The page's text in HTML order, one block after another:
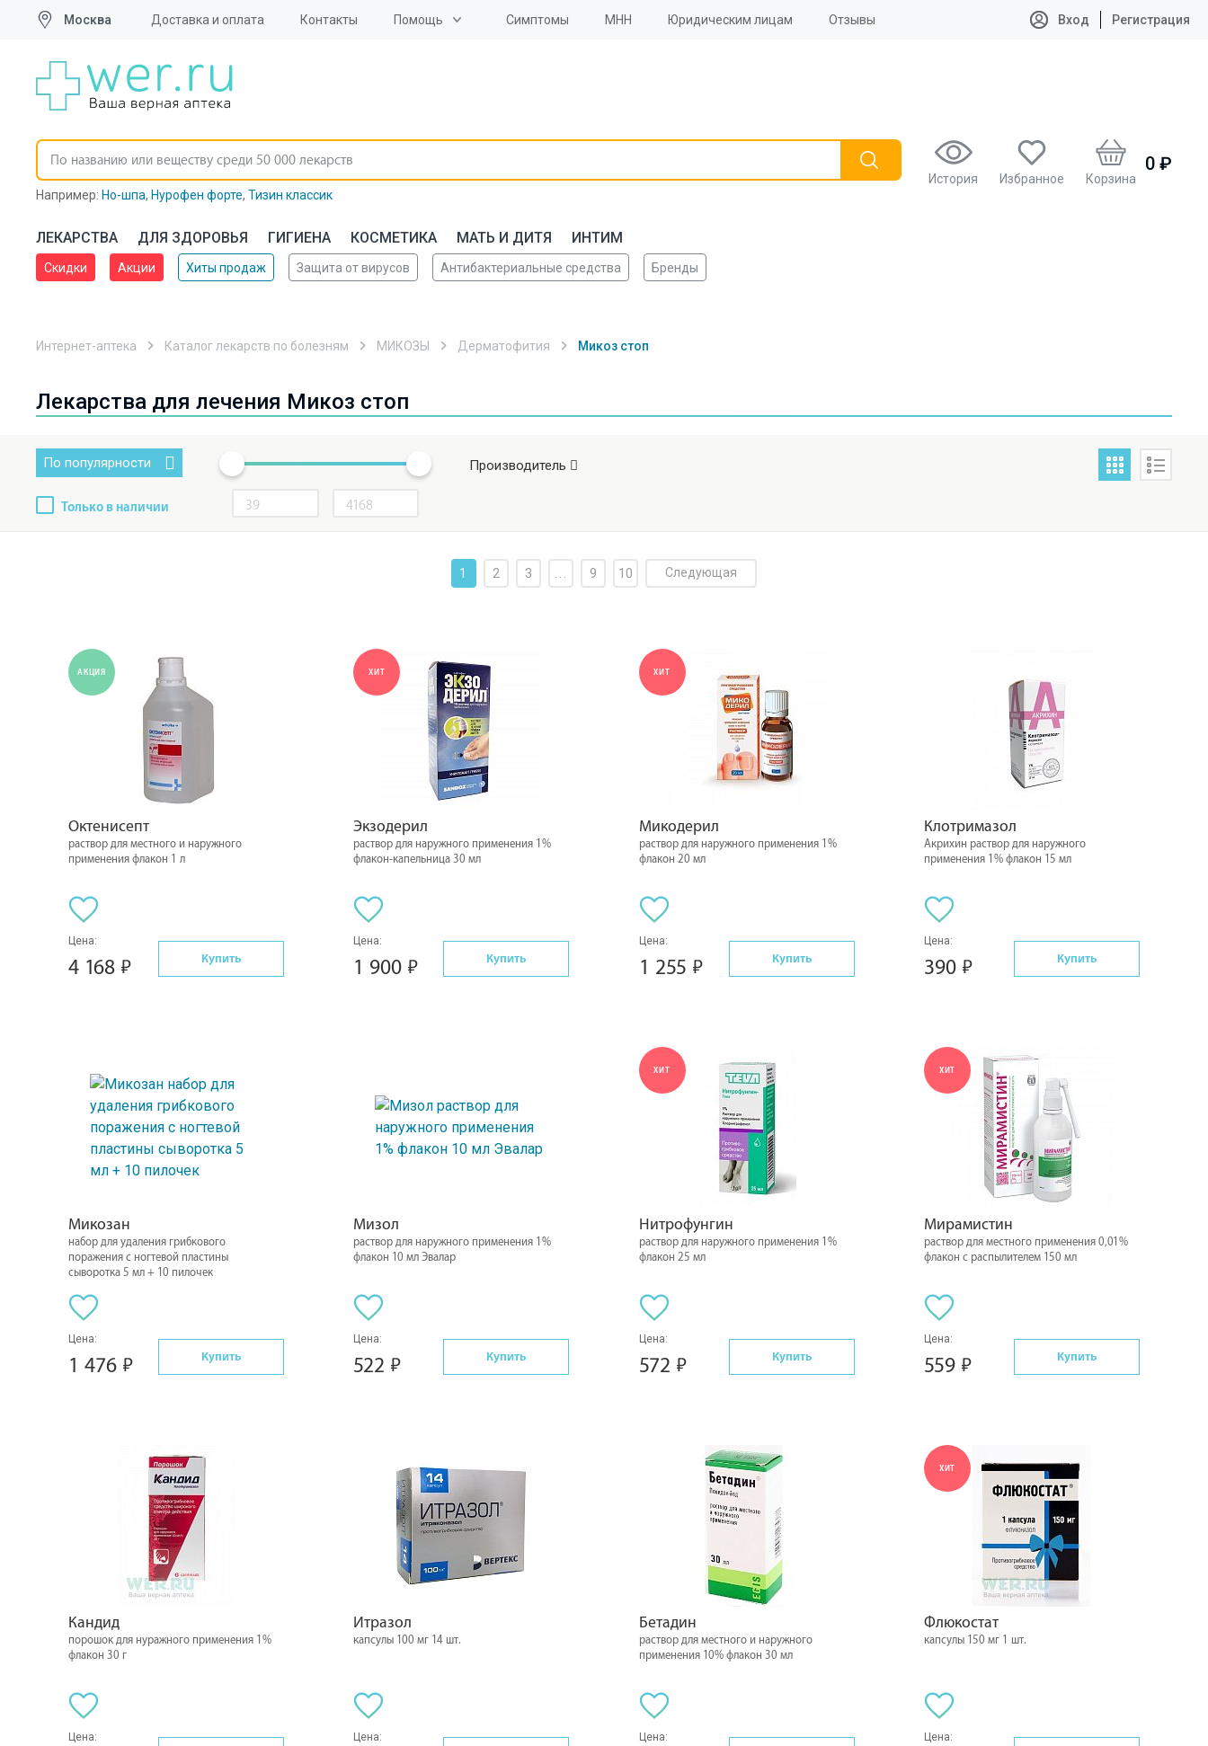
Москва Доставка и оплата Контакты Помощь Симптомы МНН Юридическим лицам Отзывы Вход Регистрация
История Избранное Корзина
0 ₽
Например: Но-шпа, Нурофен форте, Тизин классик
ЛЕКАРСТВА ДЛЯ ЗДОРОВЬЯ ГИГИЕНА КОСМЕТИКА МАТЬ И ДИТЯ ИНТИМ
Скидки Акции Хиты продаж Защита от вирусов Антибактериальные средства Бренды
Интернет-аптека Каталог лекарств по болезням МИКОЗЫ Дерматофития Микоз стоп
Лекарства для лечения Микоз стоп
По популярности
Только в наличии
Производитель
1 2 3 9 10 Следующая
АКЦИЯ
Октенисепт
раствор для местного и наружного
применения флакон 1 л
Цена:
4 168 Купить
ХИТ
Экзодерил
раствор для наружного применения 1%
флакон-капельница 30 мл
Цена:
1 900 Купить
ХИТ
Микодерил
раствор для наружного применения 1%
флакон 20 мл
Цена:
1 255 Купить
Клотримазол
Акрихин раствор для наружного
применения 1% флакон 15 мл
Цена:
390 Купить
Микозан
набор для удаления грибкового
поражения с ногтевой пластины
сыворотка 5 мл + 10 пилочек
Цена:
1 476 Купить
Мизол
раствор для наружного применения 1%
флакон 10 мл Эвалар
Цена:
522 Купить
ХИТ
Нитрофунгин
раствор для наружного применения 1%
флакон 25 мл
Цена:
572 Купить
ХИТ
Мирамистин
раствор для местного применения 0,01%
флакон с распылителем 150 мл
Цена:
559 Купить
Кандид
порошок для нуражного применения 1%
флакон 30 г
Цена:
Итразол
капсулы 100 мг 14 шт.
Цена:
Бетадин
раствор для местного и наружного
применения 10% флакон 30 мл
Цена:
ХИТ
Флюкостат
капсулы 150 мг 1 шт.
Цена: